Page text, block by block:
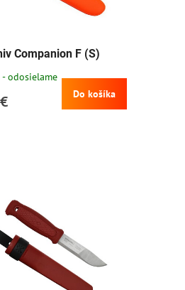
Companion F (S)
odosielame
Do košíka